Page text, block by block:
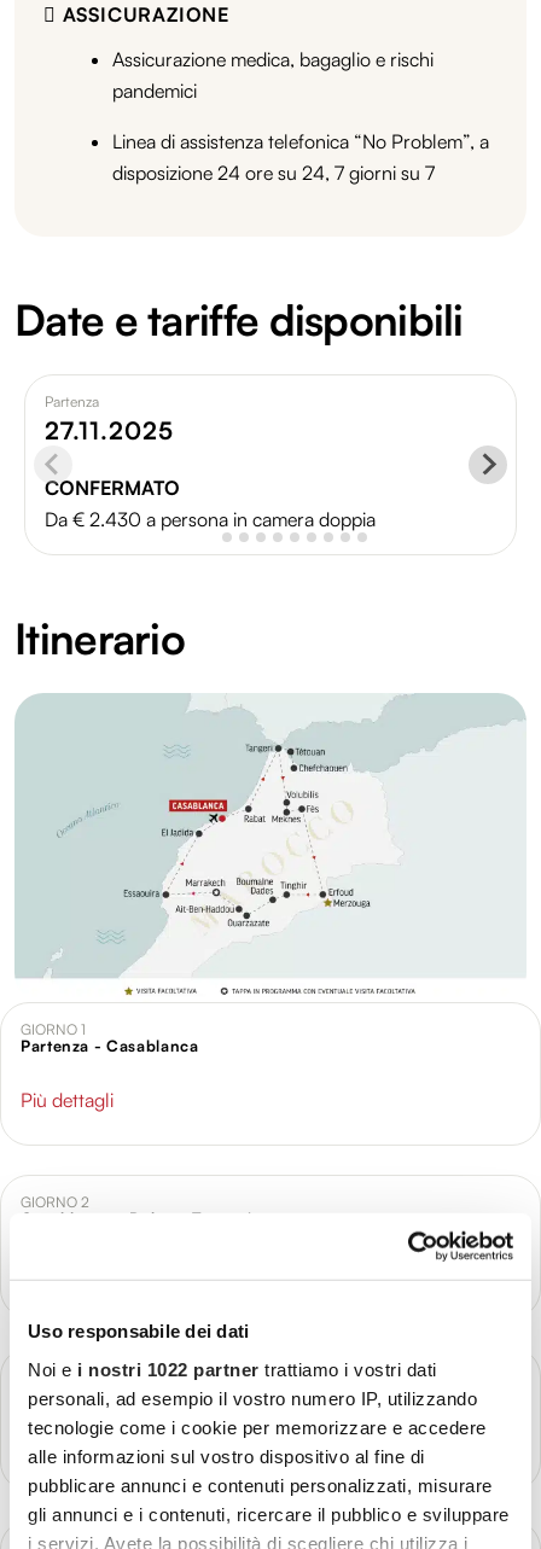
Uso responsabile dei dati
Noi e i nostri 1022 partner trattiamo i vostri dati
personali, ad esempio il vostro numero IP, utilizzando
tecnologie come i cookie per memorizzare e accedere
alle informazioni sul vostro dispositivo al fine di
pubblicare annunci e contenuti personalizzati, misurare
gli annunci e i contenuti, ricercare il pubblico e sviluppare
i servizi. Avete la possibilità di scegliere chi utilizza i
ASSICURAZIONE
Assicurazione medica, bagaglio e rischi
pandemici
Linea di assistenza telefonica “No Problem”, a
disposizione 24 ore su 24, 7 giorni su 7
Date e tariffe disponibili
Partenza
27.11.2025
CONFERMATO
Da € 2.430 a persona in camera doppia
Itinerario
GIORNO 1
Partenza - Casablanca
Più dettagli
GIORNO 2
Casablanca - Rabat - Tangeri
GIORNO 3
Chefchaouen - Tetouan - Tangeri
Più dettagli